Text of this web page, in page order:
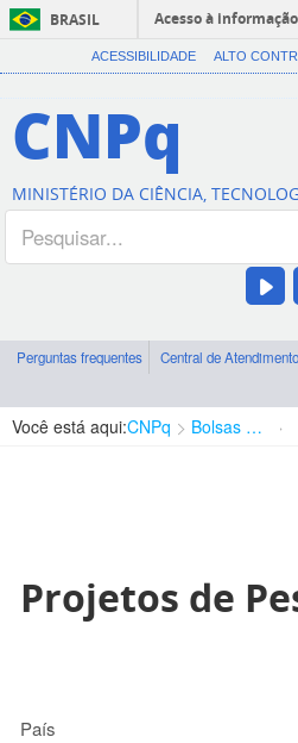
BRASIL
Acesso à informação
ACESSIBILIDADE ALTO
CNPq
MINISTÉRIO DA CIÊNCIA,
Perguntas frequentes Central de Atendimento
Você está aqui:CNPq Bolsas e Auxílios Vigentes
Projetos de
País